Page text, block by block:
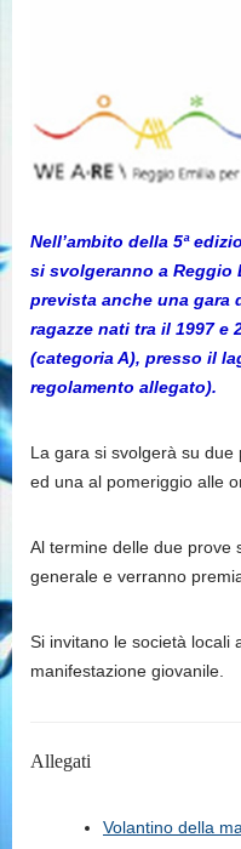
Nell’ambito della 5ª
si svolgeranno a Reggio
prevista anche una gara
ragazze nati tra il 1997 e
(categoria A), presso il
regolamento allegato).
La gara si svolgerà su
ed una al pomeriggio alle
Al termine delle due prove
generale e verranno
Si invitano le società locali
manifestazione giovanile.
Allegati
Volantino della